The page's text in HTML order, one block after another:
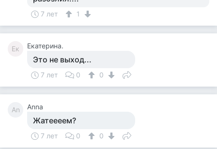
7 лет 1
Ек Екатерина.
Это не выход...
7 лет 0 0
An Anna
Жатеееем?
7 лет 0 0